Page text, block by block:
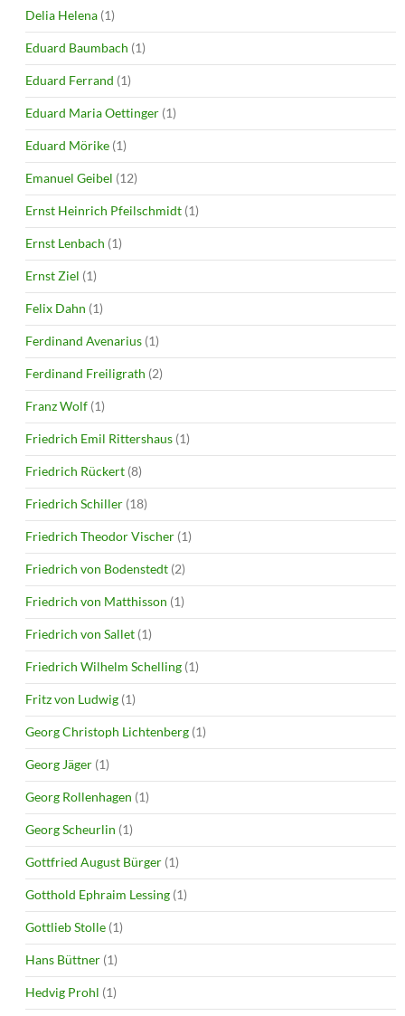
Delia Helena (1)
Eduard Baumbach (1)
Eduard Ferrand (1)
Eduard Maria Oettinger (1)
Eduard Mörike (1)
Emanuel Geibel (12)
Ernst Heinrich Pfeilschmidt (1)
Ernst Lenbach (1)
Ernst Ziel (1)
Felix Dahn (1)
Ferdinand Avenarius (1)
Ferdinand Freiligrath (2)
Franz Wolf (1)
Friedrich Emil Rittershaus (1)
Friedrich Rückert (8)
Friedrich Schiller (18)
Friedrich Theodor Vischer (1)
Friedrich von Bodenstedt (2)
Friedrich von Matthisson (1)
Friedrich von Sallet (1)
Friedrich Wilhelm Schelling (1)
Fritz von Ludwig (1)
Georg Christoph Lichtenberg (1)
Georg Jäger (1)
Georg Rollenhagen (1)
Georg Scheurlin (1)
Gottfried August Bürger (1)
Gotthold Ephraim Lessing (1)
Gottlieb Stolle (1)
Hans Büttner (1)
Hedvig Prohl (1)